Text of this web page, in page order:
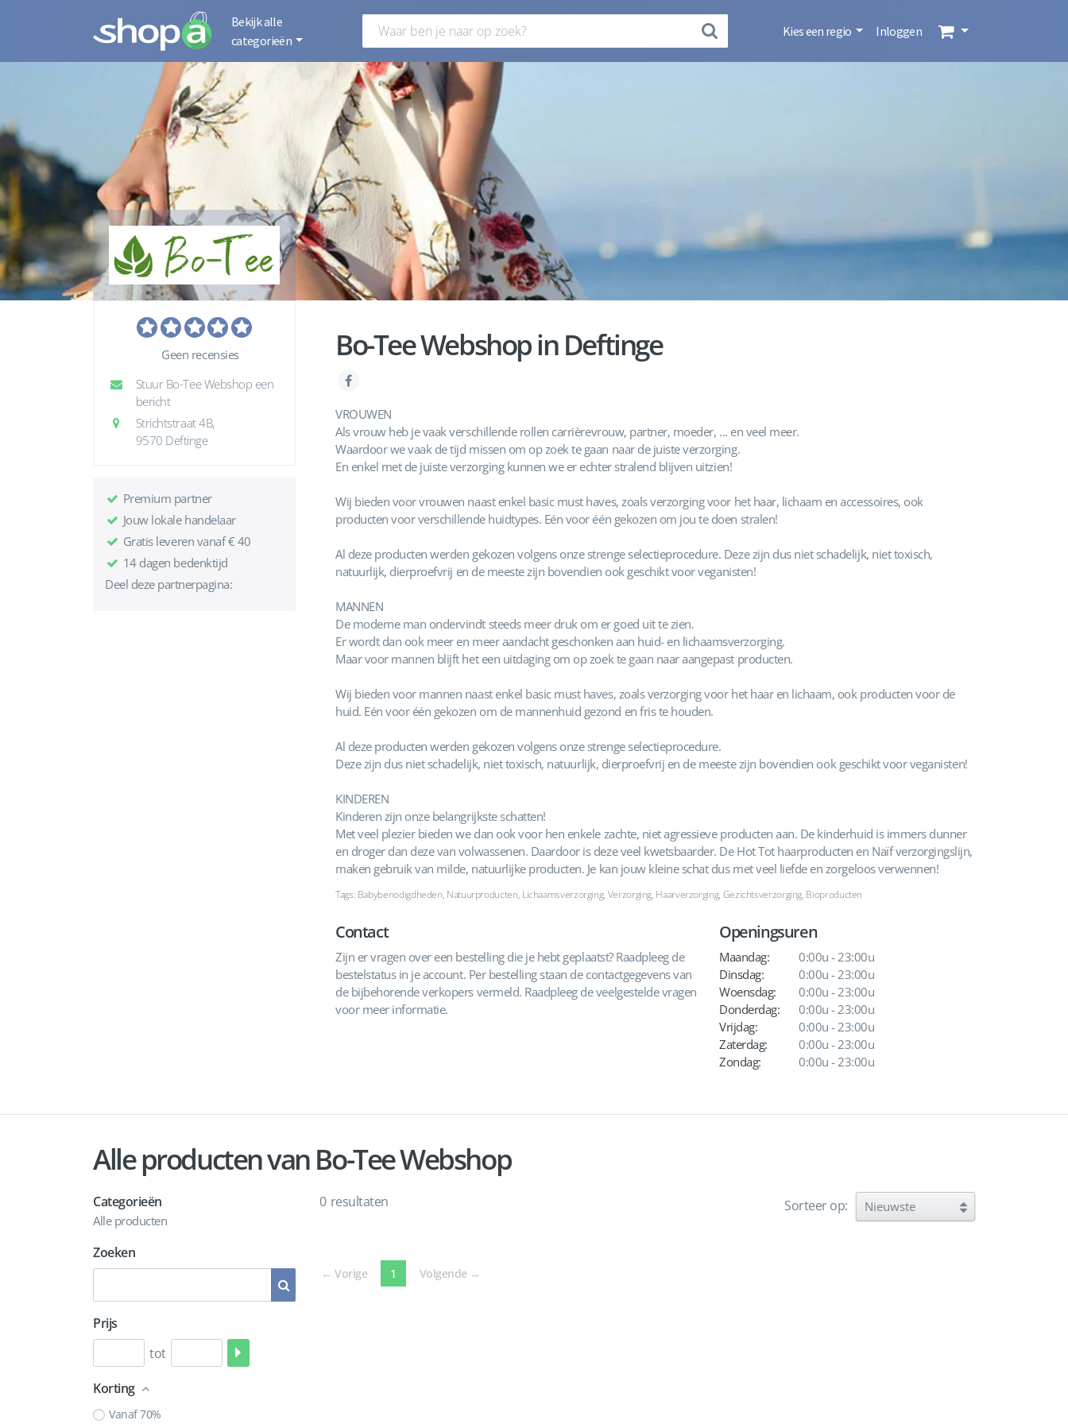
Bekijk alle
categorieën
Kies een regio Inloggen
Geen recensies
Stuur Bo-Tee Webshop een
bericht
Strichtstraat 4B,
9570 Deftinge
Premium partner
Jouw lokale handelaar
Gratis leveren vanaf € 40
14 dagen bedenktijd
Deel deze partnerpagina:
Bo-Tee Webshop in Deftinge
VROUWEN
Als vrouw heb je vaak verschillende rollen carrièrevrouw, partner, moeder, ... en veel meer.
Waardoor we vaak de tijd missen om op zoek te gaan naar de juiste verzorging.
En enkel met de juiste verzorging kunnen we er echter stralend blijven uitzien!
Wij bieden voor vrouwen naast enkel basic must haves, zoals verzorging voor het haar, lichaam en accessoires, ook
producten voor verschillende huidtypes. Eén voor één gekozen om jou te doen stralen!
Al deze producten werden gekozen volgens onze strenge selectieprocedure. Deze zijn dus niet schadelijk, niet toxisch,
natuurlijk, dierproefvrij en de meeste zijn bovendien ook geschikt voor veganisten!
MANNEN
De moderne man ondervindt steeds meer druk om er goed uit te zien.
Er wordt dan ook meer en meer aandacht geschonken aan huid- en lichaamsverzorging.
Maar voor mannen blijft het een uitdaging om op zoek te gaan naar aangepast producten.
Wij bieden voor mannen naast enkel basic must haves, zoals verzorging voor het haar en lichaam, ook producten voor de
huid. Eén voor één gekozen om de mannenhuid gezond en fris te houden.
Al deze producten werden gekozen volgens onze strenge selectieprocedure.
Deze zijn dus niet schadelijk, niet toxisch, natuurlijk, dierproefvrij en de meeste zijn bovendien ook geschikt voor veganisten!
KINDEREN
Kinderen zijn onze belangrijkste schatten!
Met veel plezier bieden we dan ook voor hen enkele zachte, niet agressieve producten aan. De kinderhuid is immers dunner
en droger dan deze van volwassenen. Daardoor is deze veel kwetsbaarder. De Hot Tot haarproducten en Naïf verzorgingslijn,
maken gebruik van milde, natuurlijke producten. Je kan jouw kleine schat dus met veel liefde en zorgeloos verwennen!
Tags: Babybenodigdheden, Natuurproducten, Lichaamsverzorging, Verzorging, Haarverzorging, Gezichtsverzorging, Bioproducten
Contact
Zijn er vragen over een bestelling die je hebt geplaatst? Raadpleeg de
bestelstatus in je account. Per bestelling staan de contactgegevens van
de bijbehorende verkopers vermeld. Raadpleeg de veelgestelde vragen
voor meer informatie.
Openingsuren
Maandag:
0:00u - 23:00u
Dinsdag:
0:00u - 23:00u
Woensdag:
0:00u - 23:00u
Donderdag:
0:00u - 23:00u
Vrijdag:
0:00u - 23:00u
Zaterdag:
0:00u - 23:00u
Zondag:
0:00u - 23:00u
Alle producten van Bo-Tee Webshop
Categorieën
Alle producten
Zoeken
Prijs
tot
Korting
Vanaf 70%
0 resultaten Sorteer op:
←Vorige 1 (current)Volgende→